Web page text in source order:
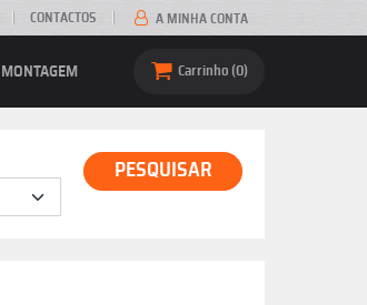
CONTACTOS A MINHA CONTA
Carrinho 0
PESQUISAR